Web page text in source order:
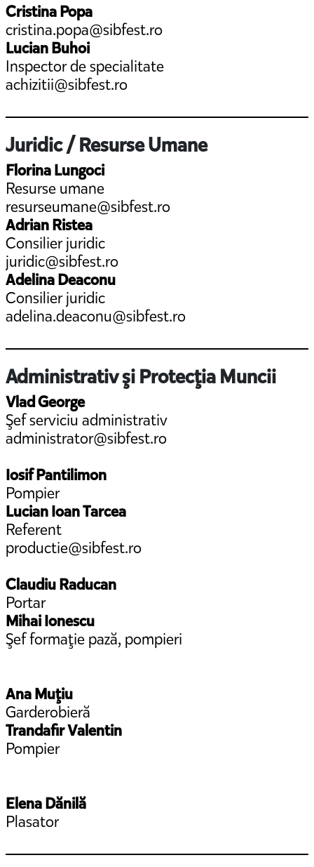
Cristina Popa
cristina.popa@sibfest.ro
Lucian Buhoi
Inspector de specialitate
achizitii@sibfest.ro
Juridic / Resurse Umane
Florina Lungoci
Resurse umane
resurseumane@sibfest.ro
Adrian Ristea
Consilier juridic
juridic@sibfest.ro
Adelina Deaconu
Consilier juridic
adelina.deaconu@sibfest.ro
Administrativ şi Protecţia Muncii
Vlad George
Şef serviciu administrativ
administrator@sibfest.ro
Iosif Pantilimon
Pompier
Lucian Ioan Tarcea
Referent
productie@sibfest.ro
Claudiu Raducan
Portar
Mihai Ionescu
Şef formaţie pază, pompieri
Ana Muţiu
Garderobieră
Trandafir Valentin
Pompier
Elena Dănilă
Plasator